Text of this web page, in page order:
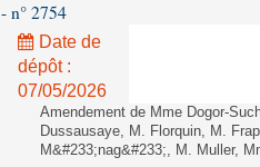
- n° 2754
Date de
dépôt :
07/05/2026
Amendement de Mme Dogor-
Dussausaye, M. Florquin, M.
M&#233;nag&#233;, M. Muller,